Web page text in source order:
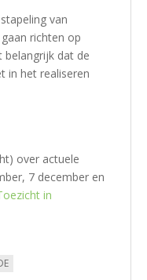
van
richten op
belangrijk dat de
in het realiseren
over actuele
7 december en
in